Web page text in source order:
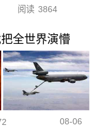
阅读 3864
全世界演懵
08-06